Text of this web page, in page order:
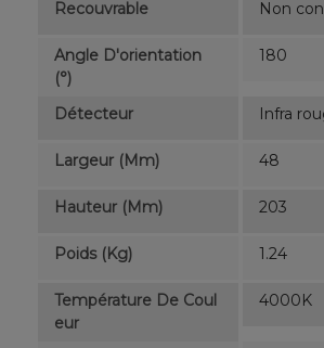
Recouvrable Non
Angle D'orientation
(°)
180
Détecteur Infra
Largeur (mm) 48
Hauteur (mm) 203
Poids (kg) 1.24
Température De Coul
Eur
4000K